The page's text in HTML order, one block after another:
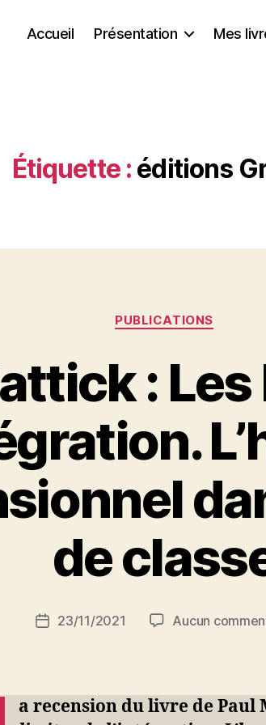
Accueil Présentation Mes
Étiquette : éditions
Catégories
PUBLICATIONS
:
de
P
r
S
N
b
Date23/11/2021 Aucun
a recension du livre de